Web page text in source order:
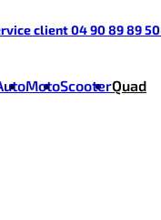
client 04 90 89 89 50
MotoScooterQuad